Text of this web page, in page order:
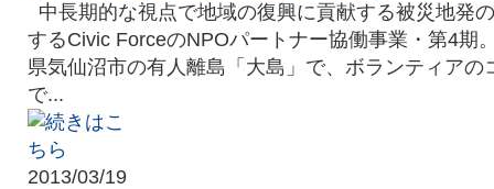
中長期的な視点で地域の復興に貢献する被災地発
するCivic ForceのNPOパートナー協働事業・第4期
県気仙沼市の有人離島「大島」で、ボランティアの
で...
2013/03/19